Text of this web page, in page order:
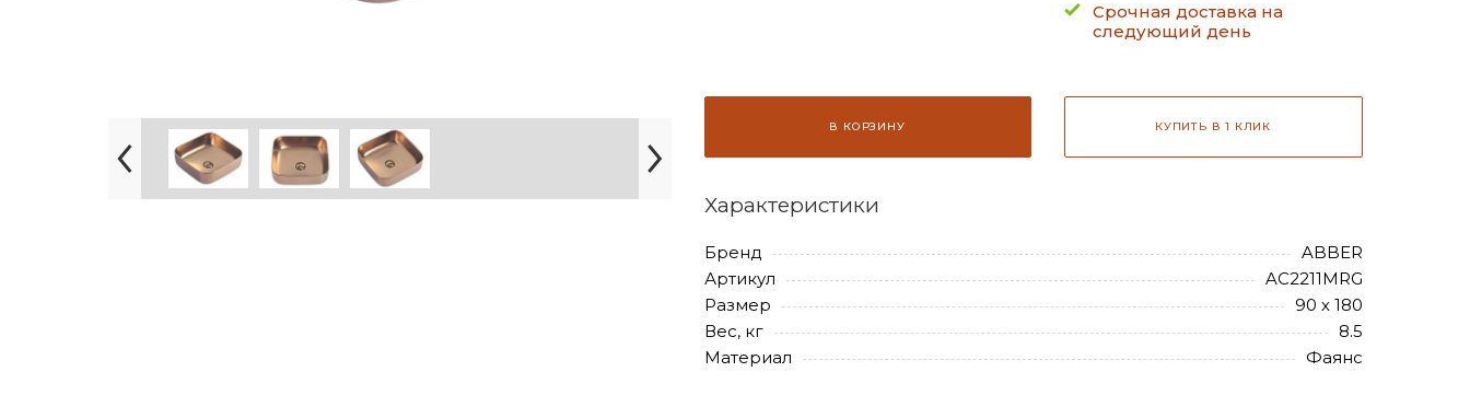
Срочная доставка на
следующий день
В КОРЗИНУ КУПИТЬ В 1 КЛИК
Характеристики
Бренд
ABBER
Артикул
AC2211MRG
Размер
90 х 180
Вес, кг
8.5
Материал
Фаянс